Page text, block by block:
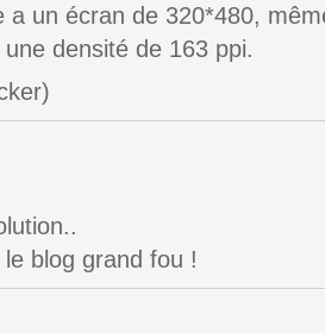
a un écran de 320*480,
une densité de 163 ppi.
blog grand fou !